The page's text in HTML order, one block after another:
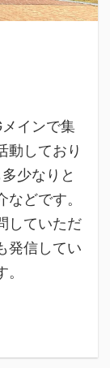
インで集
動しており
少なりと
どです。
していただ
発信してい